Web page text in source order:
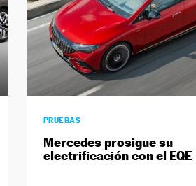
PRUEBAS
Mercedes prosigue su
electrificación con el EQE